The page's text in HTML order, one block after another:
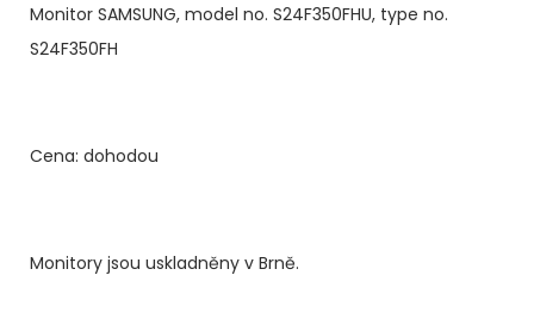
Monitor SAMSUNG, model no. S24F350FHU, type no.
S24F350FH
Cena: dohodou
Monitory jsou uskladněny v Brně.